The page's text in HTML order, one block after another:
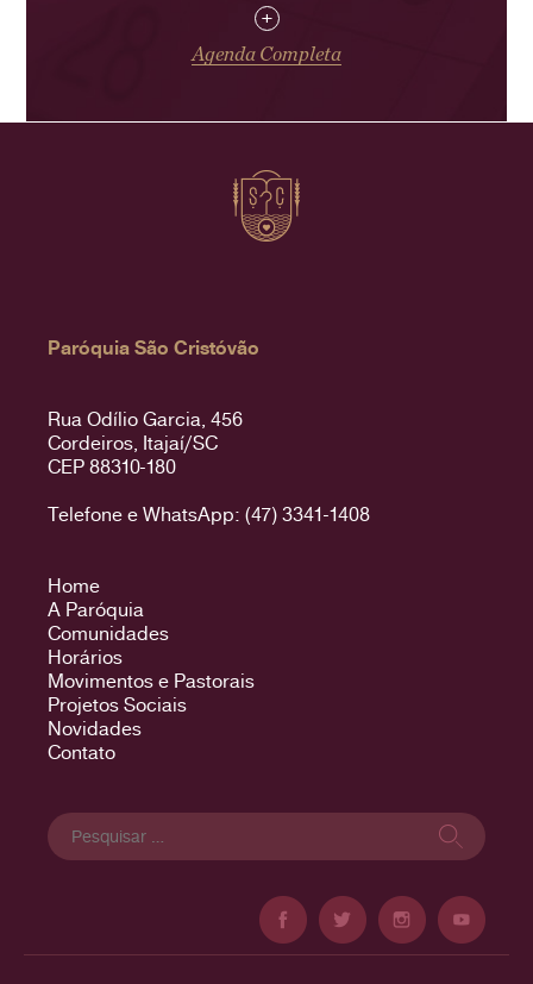
+
Agenda Completa
Paróquia São Cristóvão
Rua Odílio Garcia, 456
Cordeiros, Itajaí/SC
CEP 88310-180
Telefone e WhatsApp: (47) 3341-1408
Home
A Paróquia
Comunidades
Horários
Movimentos e Pastorais
Projetos Sociais
Novidades
Contato
Pesquisar
por: